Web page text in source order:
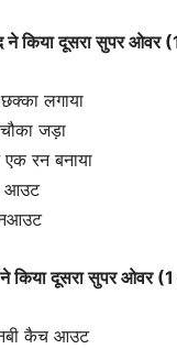
ने किया दूसरा सुपर ओवर
लगाया
जड़ा
एक रन बनाया
आउट
ने किया दूसरा सुपर ओवर (1
नबी कैच आउट